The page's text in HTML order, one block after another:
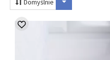
Domyślnie